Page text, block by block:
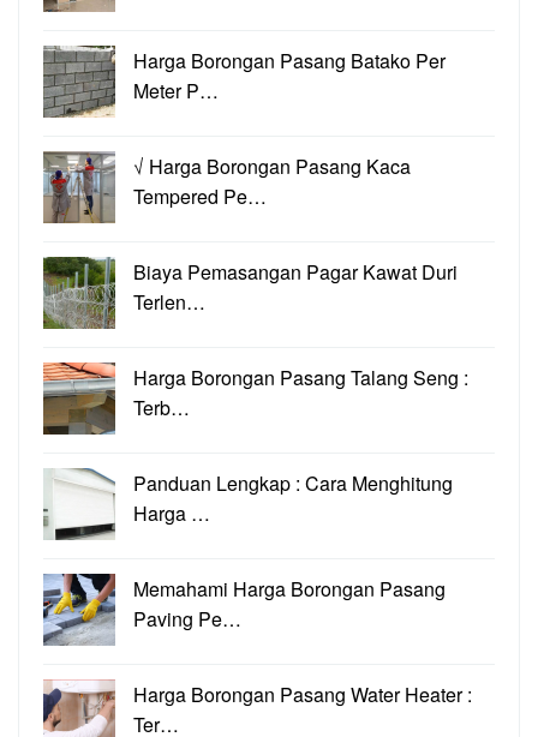
Harga Borongan Pasang Batako Per
Meter P…
√ Harga Borongan Pasang Kaca
Tempered Pe…
Biaya Pemasangan Pagar Kawat Duri
Terlen…
Harga Borongan Pasang Talang Seng :
Terb…
Panduan Lengkap : Cara Menghitung
Harga …
Memahami Harga Borongan Pasang
Paving Pe…
Harga Borongan Pasang Water Heater :
Ter…